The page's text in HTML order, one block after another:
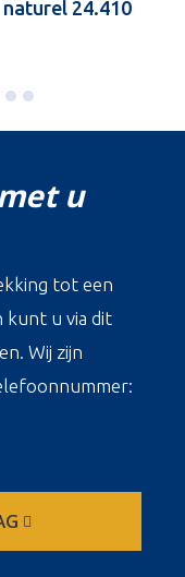
naturel 24.410
u
tot een
kunt u via dit
Wij zijn